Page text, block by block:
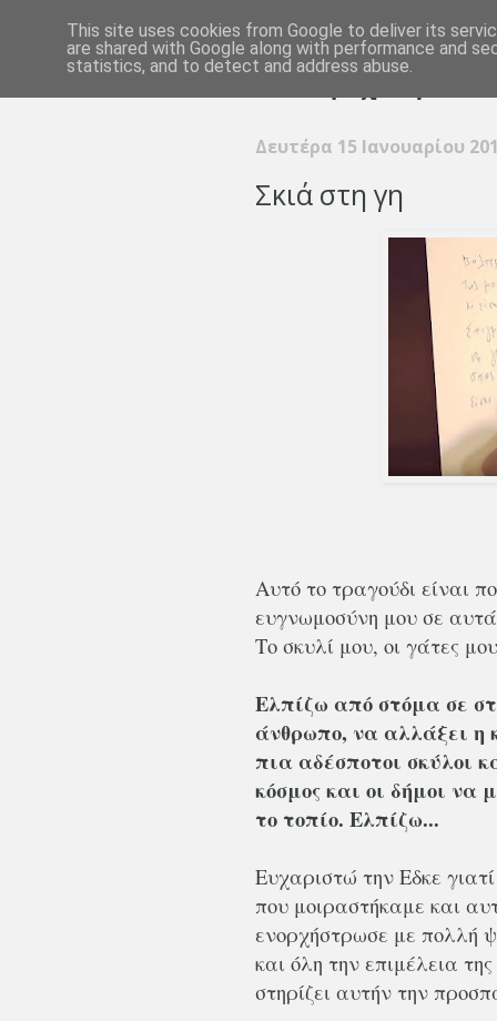
Δευτέρα 15 Ιανουαρίου
Σκιά στη γη
Αυτό το τραγούδι είναι
ευγνωμοσύνη μου σε
Το σκυλί μου, οι γάτες
Ελπίζω από στόμα σε
άνθρωπο, να αλλάξει η
πια αδέσποτοι σκύλοι
κόσμος και οι δήμοι να
το τοπίο. Ελπίζω...
Ευχαριστώ την Εδκε
που μοιραστήκαμε και
ενορχήστρωσε με πολλή
και όλη την επιμέλεια
στηρίζει αυτήν την
This site uses cookies from Google to deliver its
are shared with Google along with performance and
statistics, and to detect and address abuse.